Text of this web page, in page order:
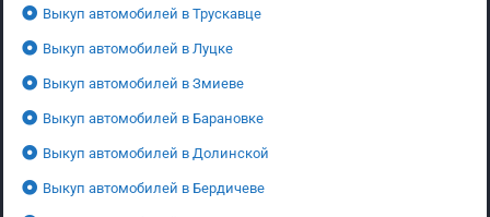
Выкуп автомобилей в Трускавце
Выкуп автомобилей в Луцке
Выкуп автомобилей в Змиеве
Выкуп автомобилей в Барановке
Выкуп автомобилей в Долинской
Выкуп автомобилей в Бердичеве